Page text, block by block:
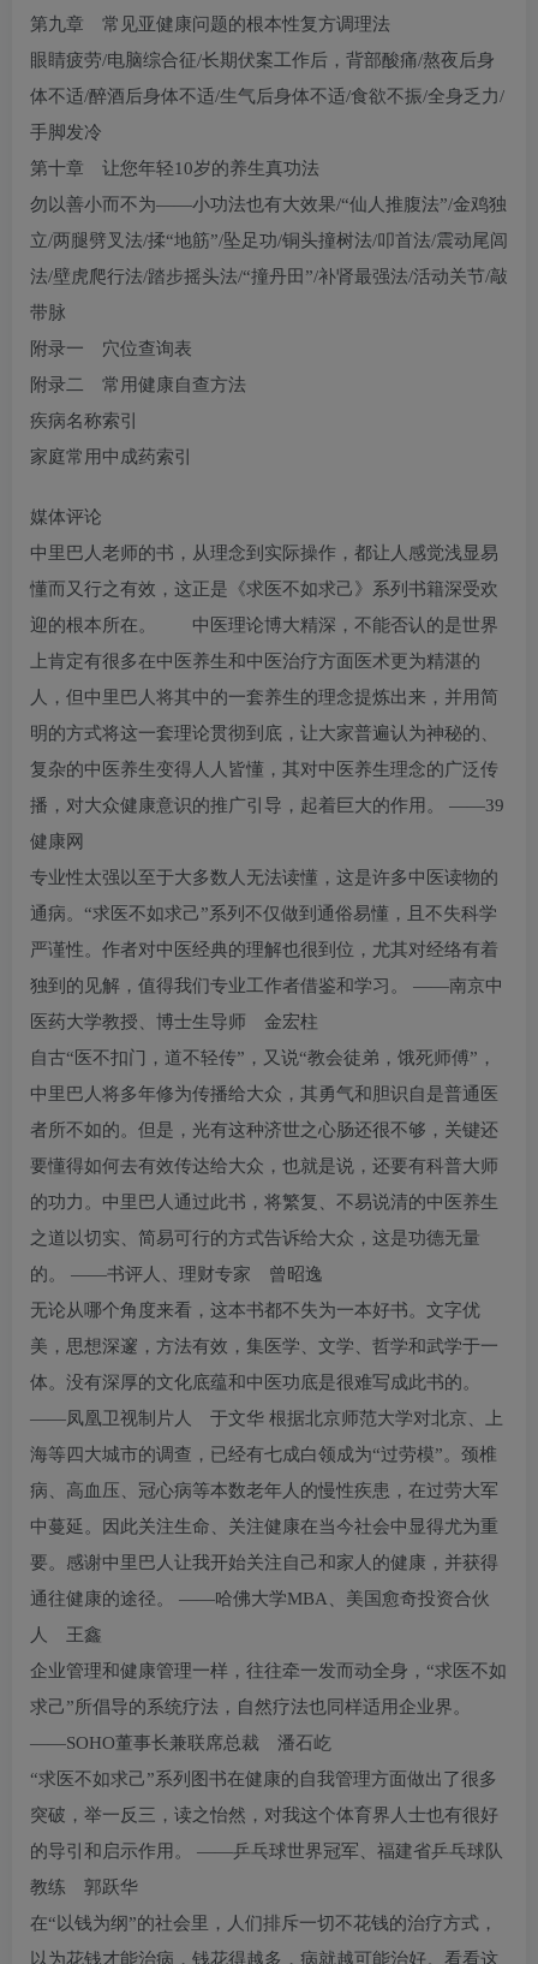
第九章 常见亚健康问题的根本性复方调理法
眼睛疲劳/电脑综合征/长期伏案工作后，背部酸痛/熬夜后身
体不适/醉酒后身体不适/生气后身体不适/食欲不振/全身乏力/
手脚发冷
第十章 让您年轻10岁的养生真功法
勿以善小而不为——小功法也有大效果/“仙人推腹法”/金鸡独
立/两腿劈叉法/揉“地筋”/坠足功/铜头撞树法/叩首法/震动尾闾
法/壁虎爬行法/踏步摇头法/“撞丹田”/补肾最强法/活动关节/敲
带脉
附录一 穴位查询表
附录二 常用健康自查方法
疾病名称索引
家庭常用中成药索引
媒体评论
中里巴人老师的书，从理念到实际操作，都让人感觉浅显易
懂而又行之有效，这正是《求医不如求己》系列书籍深受欢
迎的根本所在。 中医理论博大精深，不能否认的是世界
上肯定有很多在中医养生和中医治疗方面医术更为精湛的
人，但中里巴人将其中的一套养生的理念提炼出来，并用简
明的方式将这一套理论贯彻到底，让大家普遍认为神秘的、
复杂的中医养生变得人人皆懂，其对中医养生理念的广泛传
播，对大众健康意识的推广引导，起着巨大的作用。 ——39
健康网
专业性太强以至于大多数人无法读懂，这是许多中医读物的
通病。“求医不如求己”系列不仅做到通俗易懂，且不失科学
严谨性。作者对中医经典的理解也很到位，尤其对经络有着
独到的见解，值得我们专业工作者借鉴和学习。 ——南京中
医药大学教授、博士生导师 金宏柱
自古“医不扣门，道不轻传”，又说“教会徒弟，饿死师傅”，
中里巴人将多年修为传播给大众，其勇气和胆识自是普通医
者所不如的。但是，光有这种济世之心肠还很不够，关键还
要懂得如何去有效传达给大众，也就是说，还要有科普大师
的功力。中里巴人通过此书，将繁复、不易说清的中医养生
之道以切实、简易可行的方式告诉给大众，这是功德无量
的。 ——书评人、理财专家 曾昭逸
无论从哪个角度来看，这本书都不失为一本好书。文字优
美，思想深邃，方法有效，集医学、文学、哲学和武学于一
体。没有深厚的文化底蕴和中医功底是很难写成此书的。
——凤凰卫视制片人 于文华 根据北京师范大学对北京、上
海等四大城市的调查，已经有七成白领成为“过劳模”。颈椎
病、高血压、冠心病等本数老年人的慢性疾患，在过劳大军
中蔓延。因此关注生命、关注健康在当今社会中显得尤为重
要。感谢中里巴人让我开始关注自己和家人的健康，并获得
通往健康的途径。 ——哈佛大学MBA、美国愈奇投资合伙
人 王鑫
企业管理和健康管理一样，往往牵一发而动全身，“求医不如
求己”所倡导的系统疗法，自然疗法也同样适用企业界。
——SOHO董事长兼联席总裁 潘石屹
“求医不如求己”系列图书在健康的自我管理方面做出了很多
突破，举一反三，读之怡然，对我这个体育界人士也有很好
的导引和启示作用。 ——乒乓球世界冠军、福建省乒乓球队
教练 郭跃华
在“以钱为纲”的社会里，人们排斥一切不花钱的治疗方式，
以为花钱才能治病，钱花得越多，病就越可能治好。看看这